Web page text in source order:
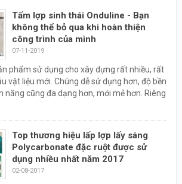
Tấm lợp sinh thái Onduline - Bạn
không thể bỏ qua khi hoàn thiện
công trình của mình
07-11-2019
phẩm sử dụng cho xây dựng rất nhiều, rất
vật liệu mới. Chúng dễ sử dụng hơn, độ bền
năng cũng đa dạng hơn, mới mẻ hơn. Riêng
Top thương hiệu lấp lợp lấy sáng
Polycarbonate đặc ruột được sử
dụng nhiều nhất năm 2017
02-08-2017